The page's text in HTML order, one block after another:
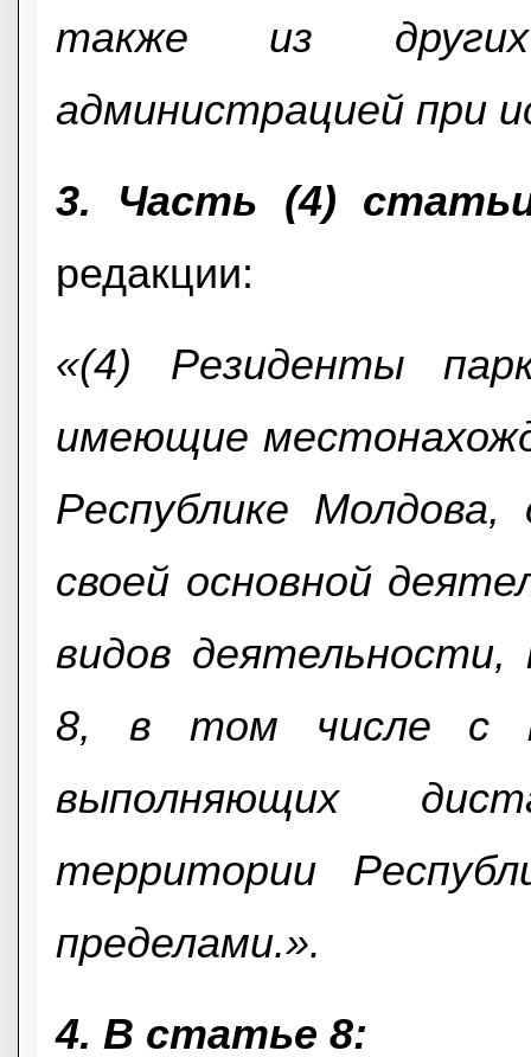
также из других
администрацией при
3. Часть (4)
редакции:
«(4) Резиденты
имеющие
Республике
своей основной
видов
8, в том числе с
выполняющих
территории
пределами.».
4. В статье 8: